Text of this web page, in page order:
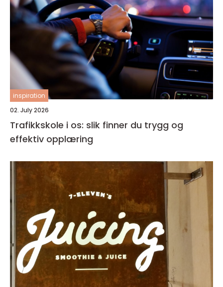
inspiration
02. July 2026
Trafikkskole i os: slik finner du trygg og
effektiv opplæring